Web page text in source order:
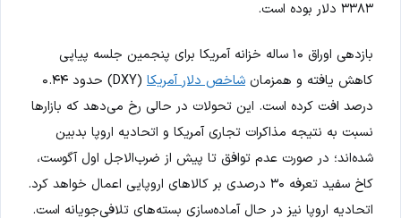
۳۳۸۳ دلار بوده است.
بازدهی اوراق ۱۰ ساله خزانه آمریکا برای پنجمین جلسه پیاپی
کاهش یافته و همزمان شاخص دلار آمریکا
(DXY) حدود ۰.۴۴
درصد افت کرده است. این تحولات در حالی رخ می‌دهد که بازارها
نسبت به نتیجه مذاکرات تجاری آمریکا و اتحادیه اروپا بدبین
شده‌اند؛ در صورت عدم توافق تا پیش از ضرب‌الاجل اول آگوست،
کاخ سفید تعرفه ۳۰ درصدی بر کالاهای اروپایی اعمال خواهد کرد.
اتحادیه اروپا نیز در حال آماده‌سازی بسته‌های تلافی‌جویانه است.